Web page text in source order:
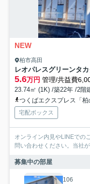
NEW
柏市高田
レオパレスグリーンタカ
5.6万円 管理/共益費
23.74㎡ (1K) /築22年 /2階
つくばエクスプレス「
宅配ボックス
オンライン内見やLINEでの
問い合わせください。当社
募集中の部屋
106